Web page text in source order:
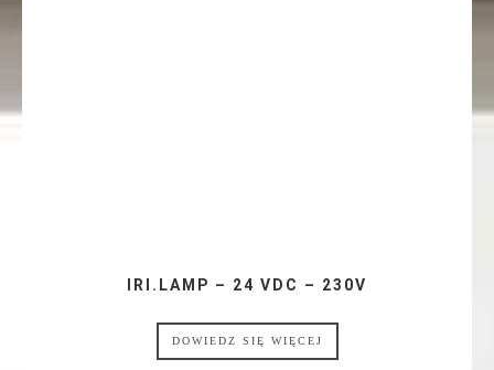
IRI.LAMP – 24 VDC – 230V
DOWIEDZ SIĘ WIĘCEJ